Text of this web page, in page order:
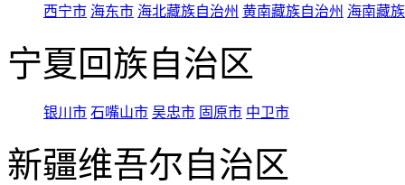
西宁市 海东市 海北藏族自治州 黄南藏族自治州 海南藏
宁夏回族自治区
银川市 石嘴山市 吴忠市 固原市 中卫市
新疆维吾尔自治区